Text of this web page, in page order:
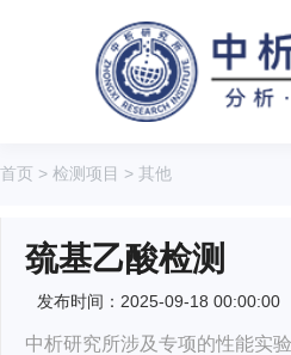
首页 > 检测项目 > 其他
巯基乙酸检测
发布时间：2025-09-18 00:00:00
中析研究所涉及专项的性能实